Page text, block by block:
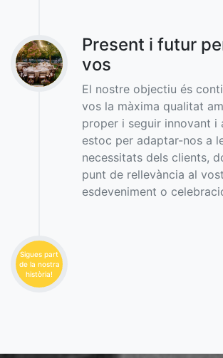
Present i futur
vos
El nostre objectiu és
vos la màxima qualitat
proper i seguir innovant i
estoc per adaptar-nos a
necessitats dels clients,
punt de rellevància al
esdeveniment o
Sigues part
de la nostra
història!